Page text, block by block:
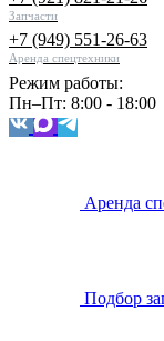
Запчасти
+7 (949) 551-26-63
Аренда спецтехники
Режим работы:
Пн–Пт: 8:00 - 18:00
Аренда
Подбор